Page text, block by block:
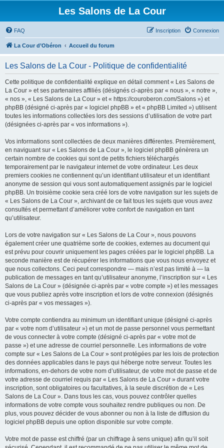
Les Salons de La Cour
FAQ Connexion
Inscription
La Cour d’Obéron Accueil du forum
Les Salons de La Cour - Politique de confidentialité
Cette politique de confidentialité explique en détail comment « Les Salons de
La Cour » et ses partenaires affiliés (désignés ci-après par « nous », « notre »,
« nos », « Les Salons de La Cour » et « https://couroberon.com/Salons ») et
phpBB (désigné ci-après par « logiciel phpBB » et « phpBB Limited ») utilisent
toutes les informations collectées lors des sessions d’utilisation de votre part
(désignées ci-après par « vos informations »).
Vos informations sont collectées de deux manières différentes. Premièrement,
en naviguant sur « Les Salons de La Cour », le logiciel phpBB génèrera un
certain nombre de cookies qui sont de petits fichiers téléchargés
temporairement par le navigateur internet de votre ordinateur. Les deux
premiers cookies ne contiennent qu’un identifiant utilisateur et un identifiant
anonyme de session qui vous sont automatiquement assignés par le logiciel
phpBB. Un troisième cookie sera créé lors de votre navigation sur les sujets de
« Les Salons de La Cour », archivant de ce fait tous les sujets que vous avez
consultés et permettant d’améliorer votre confort de navigation en tant
qu’utilisateur.
Lors de votre navigation sur « Les Salons de La Cour », nous pouvons
également créer une quatrième sorte de cookies, externes au document qui
est prévu pour couvrir uniquement les pages créées par le logiciel phpBB. La
seconde manière est de récupérer les informations que vous nous envoyez et
que nous collectons. Ceci peut correspondre — mais n’est pas limité à — la
publication de messages en tant qu’utilisateur anonyme, l’inscription sur « Les
Salons de La Cour » (désignée ci-après par « votre compte ») et les messages
que vous publiez après votre inscription et lors de votre connexion (désignés
ci-après par « vos messages »).
Votre compte contiendra au minimum un identifiant unique (désigné ci-après
par « votre nom d’utilisateur ») et un mot de passe personnel vous permettant
de vous connecter à votre compte (désigné ci-après par « votre mot de
passe ») et une adresse de courriel personnelle. Les informations de votre
compte sur « Les Salons de La Cour » sont protégées par les lois de protection
des données applicables dans le pays qui héberge notre serveur. Toutes les
informations, en-dehors de votre nom d’utilisateur, de votre mot de passe et de
votre adresse de courriel requis par « Les Salons de La Cour » durant votre
inscription, sont obligatoires ou facultatives, à la seule discrétion de « Les
Salons de La Cour ». Dans tous les cas, vous pouvez contrôler quelles
informations de votre compte vous souhaitez rendre publiques ou non. De
plus, vous pouvez décider de vous abonner ou non à la liste de diffusion du
logiciel phpBB depuis une option disponible sur votre compte.
Votre mot de passe est chiffré (par un chiffrage à sens unique) afin qu’il soit